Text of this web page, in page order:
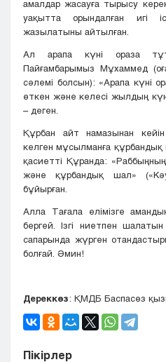
амалдар жасауға тырысу
уақытта орындалған игі
жазылатыны айтылған.
Ал арапа күні ораза
Пайғамбарымыз Мұхаммед
сәлемі болсын): «Арапа күні
өткен және келесі жылдың
– деген.
Құрбан айт намазынан
келген мұсылманға
қасиетті Құранда:
және құрбандық шал»
бұйырған.
Алла Тағала елімізге
бергей. Ізгі ниетпен
сапарында жүрген
болғай. Әмин!
Дереккөз: ҚМДБ Баспасөз
Пікірлер